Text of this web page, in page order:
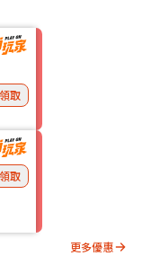
取
取
更多優惠